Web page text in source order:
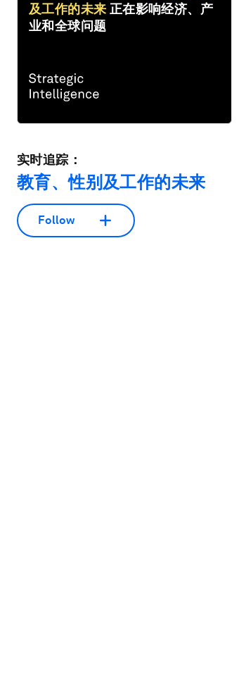
及工作的未来 正在影响经济、产
业和全球问题
实时追踪：
教育、性别及工作的未来
Follow